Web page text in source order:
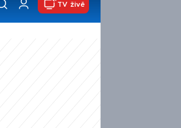
TV živě